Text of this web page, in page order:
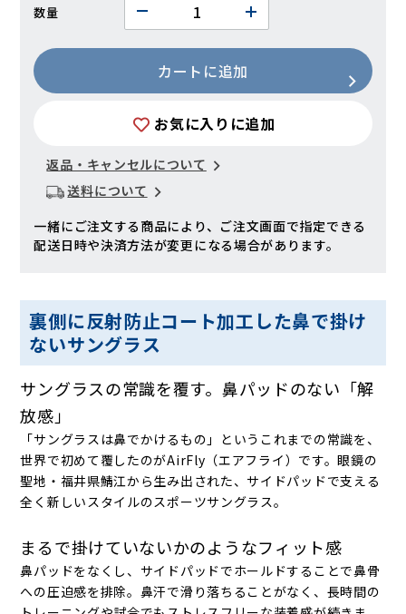
数量
カートに追加
お気に入りに追加
返品・キャンセルについて
送料について
一緒にご注文する商品により、ご注文画面で指定できる
配送日時や決済方法が変更になる場合があります。
裏側に反射防止コート加工した鼻で掛け
ないサングラス
サングラスの常識を覆す。鼻パッドのない「解
放感」
「サングラスは鼻でかけるもの」というこれまでの常識を、
世界で初めて覆したのがAirFly（エアフライ）です。眼鏡の
聖地・福井県鯖江から生み出された、サイドパッドで支える
全く新しいスタイルのスポーツサングラス。
まるで掛けていないかのようなフィット感
鼻パッドをなくし、サイドパッドでホールドすることで鼻骨
への圧迫感を排除。鼻汗で滑り落ちることがなく、長時間の